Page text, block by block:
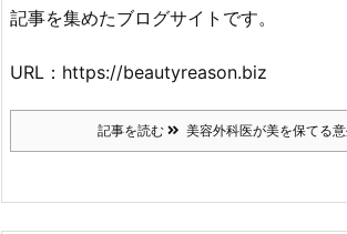
記事を集めたブログサイトです。
URL：https://beautyreason.biz
記事を読む 美容外科医が美を保てる